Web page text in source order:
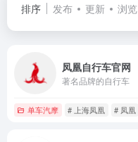
排序 发布 更新 浏览
凤凰自行车官网
著名品牌的自行车
单车汽摩 # 上海凤凰 # 凤凰